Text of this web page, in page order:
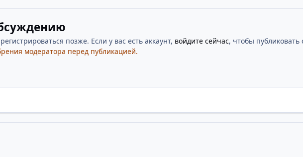
позже. Если у вас есть аккаунт, войдите сейчас, чтобы публиковать
модератора перед публикацией.